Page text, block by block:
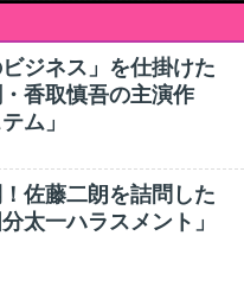
ジネス」を仕掛けた
香取慎吾の主演作
ム」
佐藤二朗を詰問した
太一ハラスメント」